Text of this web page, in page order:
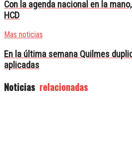
Con la agenda nacional en la
HCD
Mas noticias
En la última semana Quilmes
aplicadas
Noticias relacionadas